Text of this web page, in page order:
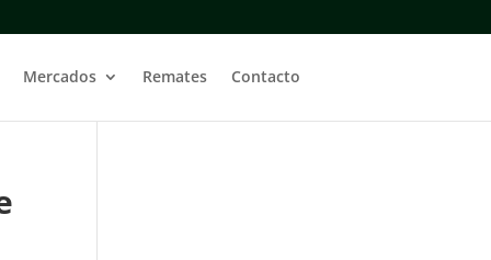
Mercados Remates Contacto